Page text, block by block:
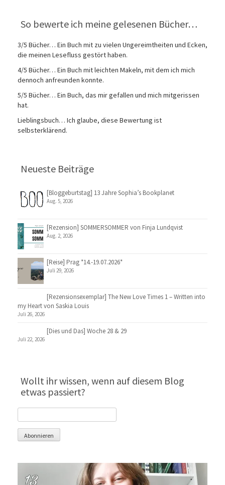
So bewerte ich meine gelesenen Bücher…
3/5 Bücher… Ein Buch mit zu vielen Ungereimtheiten und Ecken,
die meinen Lesefluss gestört haben.
4/5 Bücher… Ein Buch mit leichten Makeln, mit dem ich mich
dennoch anfreunden konnte.
5/5 Bücher… Ein Buch, das mir gefallen und mich mitgerissen
hat.
Lieblingsbuch… Ich glaube, diese Bewertung ist
selbsterklärend.
Neueste Beiträge
[Bloggeburtstag] 13 Jahre Sophia’s Bookplanet
Aug. 5, 2026
[Rezension] SOMMERSOMMER von Finja Lundqvist
Aug. 2, 2026
[Reise] Prag *14.-19.07.2026*
Juli 29, 2026
[Rezensionsexemplar] The New Love Times 1 – Written into
my Heart von Saskia Louis
Juli 26, 2026
[Dies und Das] Woche 28 & 29
Juli 22, 2026
Wollt ihr wissen, wenn auf diesem Blog
etwas passiert?